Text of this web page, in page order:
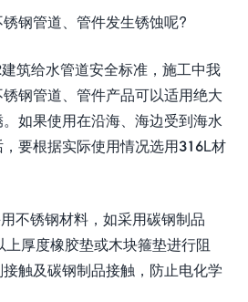
钢管道、管件发生锈蚀呢?
筑给水管道安全标准，施工中我
钢管道、管件产品可以适用绝大
如果使用在沿海、海边受到海水
要根据实际使用情况选用316L材
不锈钢材料，如采用碳钢制品
上厚度橡胶垫或木块箍垫进行阻
触及碳钢制品接触，防止电化学